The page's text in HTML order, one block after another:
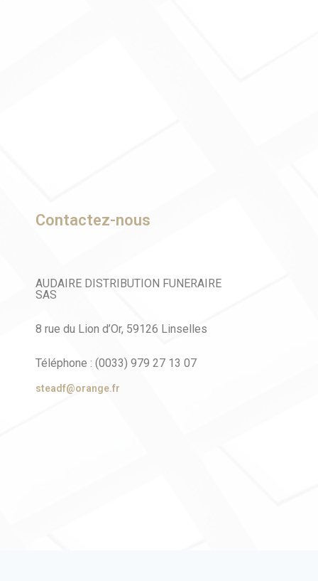
Contactez-nous
AUDAIRE DISTRIBUTION FUNERAIRE
SAS
8 rue du Lion d’Or, 59126 Linselles
Téléphone : (0033) 979 27 13 07
steadf@orange.fr